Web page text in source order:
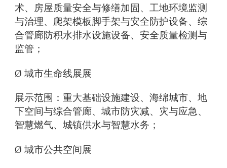
术、房屋质量安全与修缮加固、工地环境监测
与治理、爬架模板脚手架与安全防护设备、综
合管廊防积水排水设施设备、安全质量检测与
监管；
Ø 城市生命线展展
展示范围：重大基础设施建设、海绵城市、地
下空间与综合管廊、城市防灾减、灾与应急、
智慧燃气、城镇供水与智慧水务；
Ø 城市公共空间展